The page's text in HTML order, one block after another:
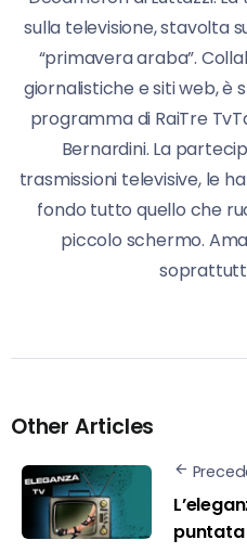
sulla televisione, stavolta
“primavera araba”.
giornalistiche e siti web, è
programma di RaiTre
Bernardini. La
trasmissioni televisive, le
fondo tutto quello che
piccolo schermo.
Other Articles
puntata